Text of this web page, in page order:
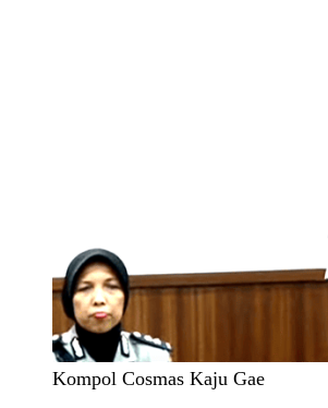
Kompol Cosmas Kaju Gae